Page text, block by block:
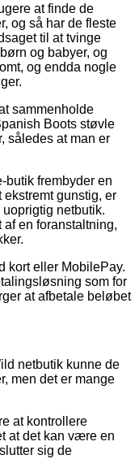
at finde de
og så har de fleste
til at tvinge
og babyer, og
og endda nogle
sammenholde
Boots støvle
således at man er
butik frembyder en
gunstig, er
netbutik.
af en foranstaltning,
kort eller MobilePay.
som for
at afbetale beløbet
netbutik kunne de
men det er mange
at kontrollere
at det kan være en
sig de